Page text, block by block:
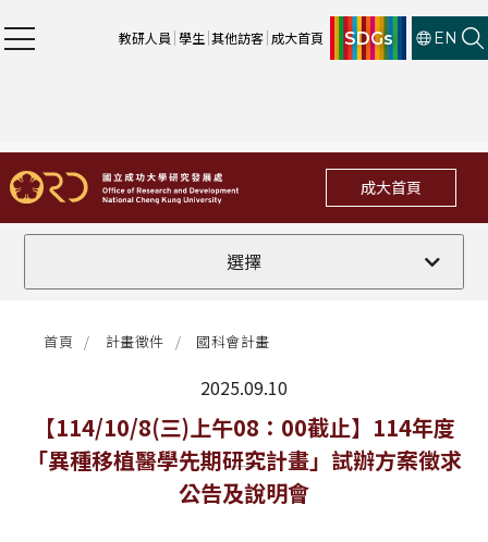
教研人員 學生 其他訪客 成大首頁 SDGs EN
成大首頁
選擇
全部
法規修訂
補助獎項
首頁 計畫徵件 國科會計畫
2025.09.10
最新消息
【114/10/8(三)上午08：00截止】114年度
「異種移植醫學先期研究計畫」試辦方案徵求
公告及說明會